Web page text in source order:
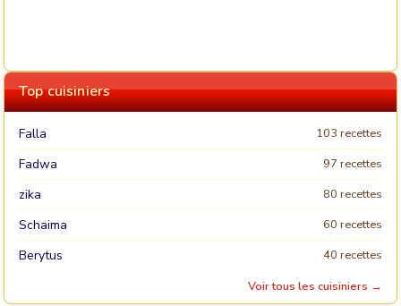
Top cuisiniers
Falla 103 recettes
Fadwa 97 recettes
zika 80 recettes
Schaima 60 recettes
Berytus
40 recettes
Voir tous les cuisiniers →